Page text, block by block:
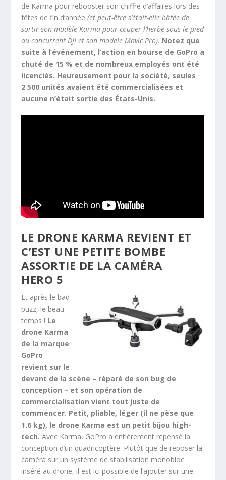
de Karma pour rebooster son chiffre d’affaires lors des
fêtes de fin d’année(et peut-être s’était-elle hâtée de
sortir son modèle Karma pour couper l’herbe sous le pied
au concurrent DJI et son modèle Mavic Pro). Notez que
suite à l’événement, l’action en bourse de GoPro a
chuté de 15 % et de nombreux employés ont été
licenciés. Heureusement pour la société, seules
2 500 unités avaient été commercialisées et
aucune n’était sortie des États-Unis.
LE DRONE KARMA REVIENT ET
C’EST UNE PETITE BOMBE
ASSORTIE DE LA CAMÉRA
HERO 5
Et après le bad
buzz, le beau
temps ! Le
drone Karma
de la marque
GoPro
revient sur le
devant de la scène – réparé de son bug de
conception – et son opération de
commercialisation vient tout juste de
commencer. Petit, pliable, léger (il ne pèse que
1.6 kg), le drone Karma est un petit bijou high-
tech. Avec Karma, GoPro a entièrement repensé la
conception d’un quadricoptère. Plutôt que de reposer la
caméra sur un système de stabilisation monobloc
inséré au drone, il est ici possible de l’ajouter sur une